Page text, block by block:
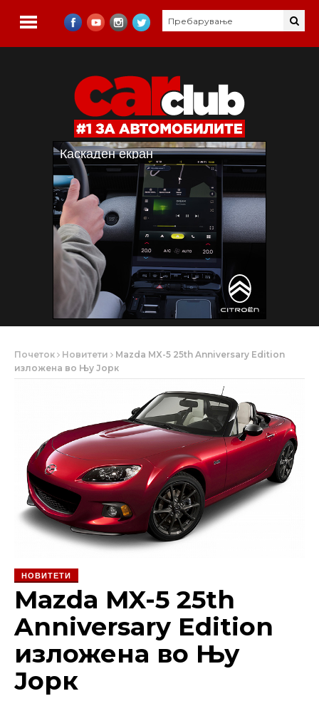
Почеток Новитети
Mazda MX-5 25th Anniversary Edition
изложена во Њу Јорк
НОВИТЕТИ
Mazda MX-5 25th
Anniversary Edition
изложена во Њу
Јорк